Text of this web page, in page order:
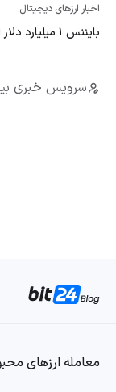
اخبار ارزهای دیجیتال
بایننس ۱ میلیارد دلار از صندوق SAFU را به بیت‌کوین تبدیل کرد
سرویس خبری بیت
معامله ارزهای